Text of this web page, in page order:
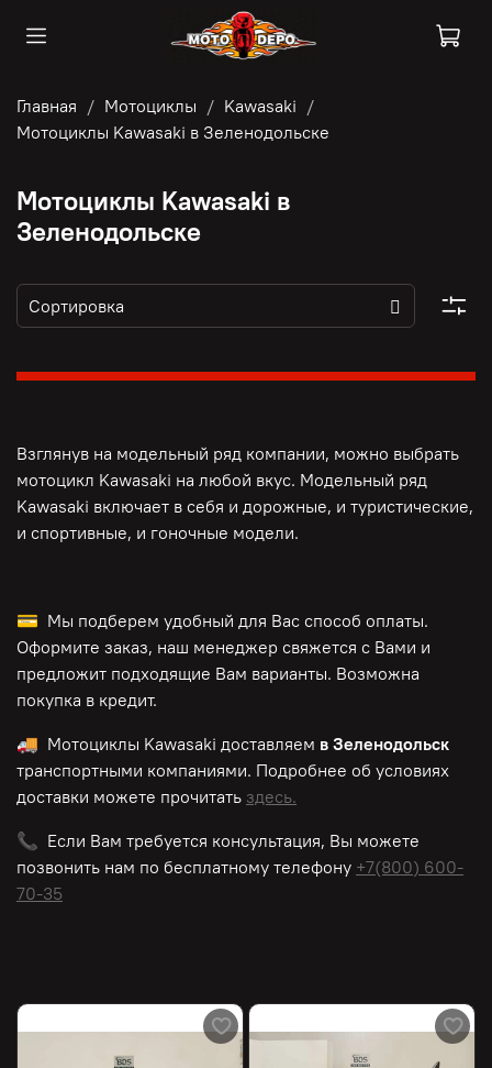
Главная Мотоциклы
Kawasaki
Мотоциклы Kawasaki в Зеленодольске
Мотоциклы Kawasaki в
Зеленодольске
Взглянув на модельный ряд компании, можно выбрать
мотоцикл Kawasaki на любой вкус. Модельный ряд
Kawasaki включает в себя и дорожные, и туристические,
и спортивные, и гоночные модели.
💳 Мы подберем удобный для Вас способ оплаты.
Оформите заказ, наш менеджер свяжется с Вами и
предложит подходящие Вам варианты. Возможна
покупка в кредит.
🚚 Мотоциклы Kawasaki доставляем в Зеленодольск
транспортными компаниями. Подробнее об условиях
доставки можете прочитать здесь.
📞 Если Вам требуется консультация, Вы можете
позвонить нам по бесплатному телефону +7(800) 600-
70-35